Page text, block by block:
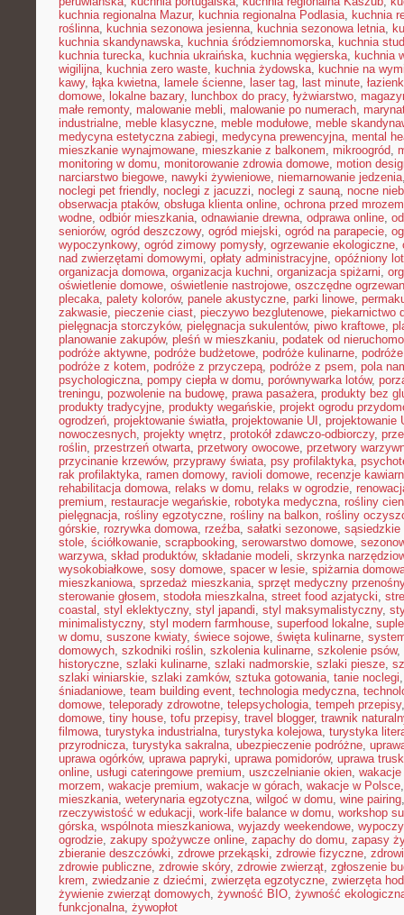
kuchnia regionalna Mazur, kuchnia regionalna Podlasia, kuchnia
roślinna, kuchnia sezonowa jesienna, kuchnia sezonowa letnia,
kuchnia skandynawska, kuchnia śródziemnomorska, kuchnia
kuchnia turecka, kuchnia ukraińska, kuchnia węgierska, kuchnia
wigilijna, kuchnia zero waste, kuchnia żydowska, kuchnie na
kawy, łąka kwietna, lamele ścienne, laser tag, last minute,
domowe, lokalne bazary, lunchbox do pracy, łyżwiarstwo,
małe remonty, malowanie mebli, malowanie po numerach,
industrialne, meble klasyczne, meble modułowe, meble
medycyna estetyczna zabiegi, medycyna prewencyjna, mental
mieszkanie wynajmowane, mieszkanie z balkonem, mikroogród,
monitoring w domu, monitorowanie zdrowia domowe, motion
narciarstwo biegowe, nawyki żywieniowe, niemarnowanie jedzenia
noclegi pet friendly, noclegi z jacuzzi, noclegi z sauną, nocne
obserwacja ptaków, obsługa klienta online, ochrona przed mrozem
wodne, odbiór mieszkania, odnawianie drewna, odprawa online,
seniorów, ogród deszczowy, ogród miejski, ogród na parapecie,
wypoczynkowy, ogród zimowy pomysły, ogrzewanie ekologiczne,
nad zwierzętami domowymi, opłaty administracyjne, opóźniony lot
organizacja domowa, organizacja kuchni, organizacja spiżarni,
oświetlenie domowe, oświetlenie nastrojowe, oszczędne
plecaka, palety kolorów, panele akustyczne, parki linowe,
zakwasie, pieczenie ciast, pieczywo bezglutenowe, piekarnictwo
pielęgnacja storczyków, pielęgnacja sukulentów, piwo kraftowe,
planowanie zakupów, pleśń w mieszkaniu, podatek od
podróże aktywne, podróże budżetowe, podróże kulinarne,
podróże z kotem, podróże z przyczepą, podróże z psem, pola
psychologiczna, pompy ciepła w domu, porównywarka lotów,
treningu, pozwolenie na budowę, prawa pasażera, produkty bez
produkty tradycyjne, produkty wegańskie, projekt ogrodu
ogrodzeń, projektowanie światła, projektowanie UI , projektowanie
nowoczesnych, projekty wnętrz, protokół zdawczo-odbiorczy,
roślin, przestrzeń otwarta, przetwory owocowe, przetwory
przycinanie krzewów, przyprawy świata, psy profilaktyka,
rak profilaktyka, ramen domowy, ravioli domowe, recenzje
rehabilitacja domowa, relaks w domu, relaks w ogrodzie,
premium, restauracje wegańskie, robotyka medyczna, rośliny
pielęgnacja, rośliny egzotyczne, rośliny na balkon, rośliny
górskie, rozrywka domowa, rzeźba, sałatki sezonowe, sąsiedzkie
stole, ściółkowanie, scrapbooking, serowarstwo domowe,
warzywa, skład produktów, składanie modeli, skrzynka
wysokobiałkowe, sosy domowe, spacer w lesie, spiżarnia
mieszkaniowa, sprzedaż mieszkania, sprzęt medyczny przenośny
sterowanie głosem, stodoła mieszkalna, street food azjatycki,
coastal , styl eklektyczny, styl japandi, styl maksymalistyczny,
minimalistyczny, styl modern farmhouse, superfood lokalne,
w domu, suszone kwiaty, świece sojowe, święta kulinarne,
domowych, szkodniki roślin, szkolenia kulinarne, szkolenie psów,
historyczne, szlaki kulinarne, szlaki nadmorskie, szlaki piesze,
szlaki winiarskie, szlaki zamków, sztuka gotowania, tanie noclegi
śniadaniowe, team building event, technologia medyczna,
domowe, teleporady zdrowotne, telepsychologia, tempeh przepisy
domowe, tiny house, tofu przepisy, travel blogger, trawnik
filmowa, turystyka industrialna, turystyka kolejowa, turystyka
przyrodnicza, turystyka sakralna, ubezpieczenie podróżne,
uprawa ogórków, uprawa papryki, uprawa pomidorów, uprawa
online, usługi cateringowe premium, uszczelnianie okien,
morzem, wakacje premium, wakacje w górach, wakacje w Polsce
mieszkania, weterynaria egzotyczna, wilgoć w domu, wine pairing
rzeczywistość w edukacji, work-life balance w domu, workshop
górska, wspólnota mieszkaniowa, wyjazdy weekendowe,
ogrodzie, zakupy spożywcze online, zapachy do domu, zapasy
zbieranie deszczówki, zdrowe przekąski, zdrowie fizyczne,
zdrowie publiczne, zdrowie skóry, zdrowie zwierząt, zgłoszenie
krem, zwiedzanie z dziećmi, zwierzęta egzotyczne, zwierzęta
żywienie zwierząt domowych, żywność BIO, żywność
funkcjonalna, żywopłot